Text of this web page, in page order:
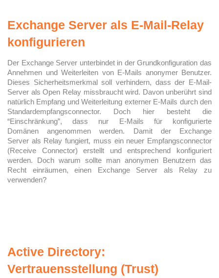
Exchange Server als E-Mail-Relay
konfigurieren
Der Exchange Server unterbindet in der Grundkonfiguration das
Annehmen und Weiterleiten von E-Mails anonymer Benutzer.
Dieses Sicherheitsmerkmal soll verhindern, dass der E-Mail-
Server als Open Relay missbraucht wird. Davon unberührt sind
natürlich Empfang und Weiterleitung externer E-Mails durch den
Standardempfangsconnector. Doch hier besteht die
“Einschränkung”, dass nur E-Mails für konfigurierte
Domänen angenommen werden. Damit der Exchange
Server als Relay fungiert, muss ein neuer Empfangsconnector
(Receive Connector) erstellt und entsprechend konfiguriert
werden. Doch warum sollte man anonymen Benutzern das
Recht einräumen, einen Exchange Server als Relay zu
verwenden?
Active Directory:
Vertrauensstellung (Trust)